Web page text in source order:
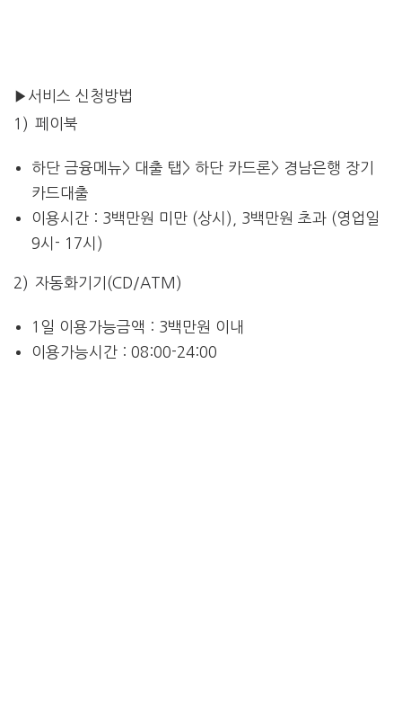
▶서비스 신청방법
1) 페이북
하단 금융메뉴> 대출 탭> 하단 카드론> 경남은행 장기
카드대출
이용시간 : 3백만원 미만 (상시), 3백만원 초과 (영업일
9시- 17시)
2) 자동화기기(CD/ATM)
1일 이용가능금액 : 3백만원 이내
이용가능시간 : 08:00-24:00